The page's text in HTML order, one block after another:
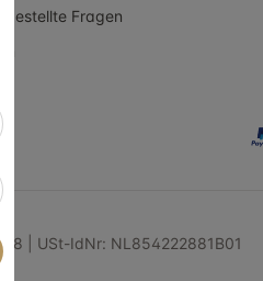
gestellte Fragen
| USt-IdNr: NL854222881B01